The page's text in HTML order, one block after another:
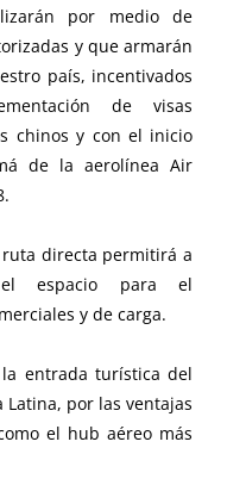
por medio de
y que armarán
país, incentivados
de visas
chinos y con el inicio
de la aerolínea Air
directa permitirá a
espacio para el
y de carga.
entrada turística del
Latina, por las ventajas
el hub aéreo más